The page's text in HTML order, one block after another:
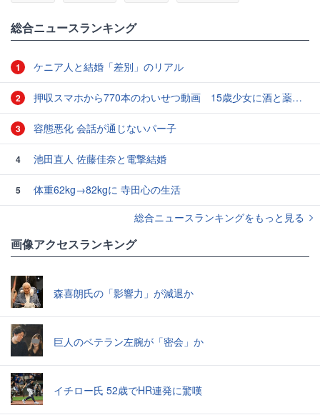
総合ニュースランキング
1 ケニア人と結婚「差別」のリアル
2 押収スマホから770本のわいせつ動画 15歳少女に酒と薬飲ませ性的暴行か 54歳男を再逮捕 「薬もありますよ」とSNSで誘い出し
3 容態悪化 会話が通じないパー子
4 池田直人 佐藤佳奈と電撃結婚
5
体重62kg→82kgに 寺田心の生活
総合ニュースランキングをもっと見る
画像アクセスランキング
森喜朗氏の「影響力」が減退か
巨人のベテラン左腕が「密会」か
イチロー氏 52歳でHR連発に驚嘆